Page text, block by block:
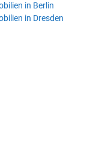
in Berlin
in Dresden